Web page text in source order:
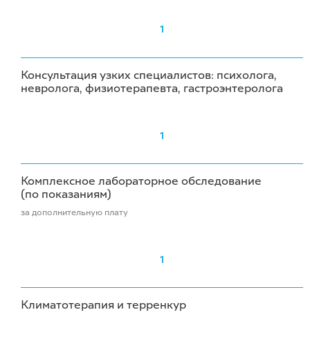
1
Консультация узких специалистов: психолога,
невролога, физиотерапевта, гастроэнтеролога
1
Комплексное лабораторное обследование
(по показаниям)
за дополнительную плату
1
Климатотерапия и терренкур